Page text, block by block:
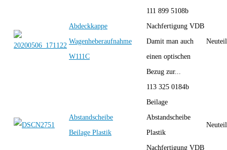
Abdeckkappe
Wagenheberaufnahme
W111C
111 899 5108b
Nachfertigung VDB
Damit man auch
einen optischen
Bezug zur...
Abstandscheibe
Beilage Plastik
113 325 0184b
Beilage
Abstandscheibe
Plastik
Nachfertigung VDB